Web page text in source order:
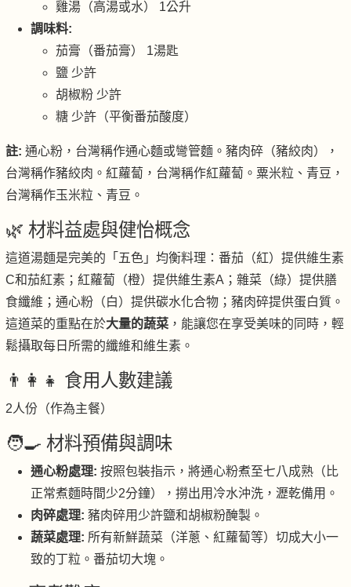
雞湯（高湯或水） 1公升
調味料:
茄膏（番茄膏） 1湯匙
鹽 少許
胡椒粉 少許
糖 少許（平衡番茄酸度）
註: 通心粉，台灣稱作通心麵或彎管麵。豬肉碎（豬絞肉），
台灣稱作豬絞肉。紅蘿蔔，台灣稱作紅蘿蔔。粟米粒、青豆，
台灣稱作玉米粒、青豆。
🌿 材料益處與健怡概念
這道湯麵是完美的「五色」均衡料理：番茄（紅）提供維生素
C和茄紅素；紅蘿蔔（橙）提供維生素A；雜菜（綠）提供膳
食纖維；通心粉（白）提供碳水化合物；豬肉碎提供蛋白質。
這道菜的重點在於大量的蔬菜 ，能讓您在享受美味的同時，輕
鬆攝取每日所需的纖維和維生素。
👨‍👩‍👧 食用人數建議
2人份（作為主餐）
🧑‍🍳 材料預備與調味
通心粉處理: 按照包裝指示，將通心粉煮至七八成熟（比
正常煮麵時間少2分鐘），撈出用冷水沖洗，瀝乾備用。
肉碎處理: 豬肉碎用少許鹽和胡椒粉醃製。
蔬菜處理: 所有新鮮蔬菜（洋蔥、紅蘿蔔等）切成大小一
致的丁粒。番茄切大塊。